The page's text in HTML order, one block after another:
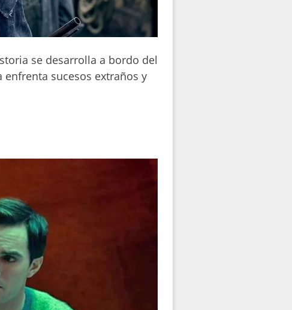
se desarrolla a bordo del
sucesos extraños y